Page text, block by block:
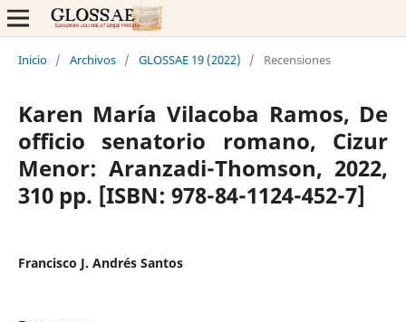
Inicio / Archivos / GLOSSAE 19 (2022) / Recensiones
Karen María Vilacoba Ramos, De
officio senatorio romano, Cizur
Menor: Aranzadi-Thomson, 2022,
310 pp. [ISBN: 978-84-1124-452-7]
Francisco J. Andrés Santos